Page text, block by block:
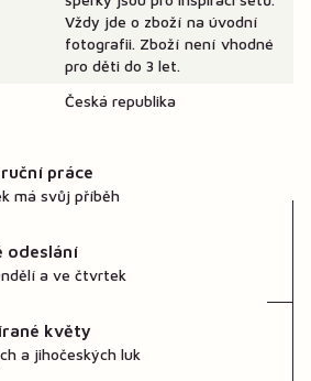
Vždy jde o zboží na úvodní
fotografii. Zboží není vhodné
pro děti do 3 let.
Česká republika
práce
má svůj příběh
odeslání
a ve čtvrtek
květy
a jihočeských luk